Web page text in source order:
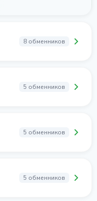
8 обменников
5 обменников
5 обменников
5 обменников